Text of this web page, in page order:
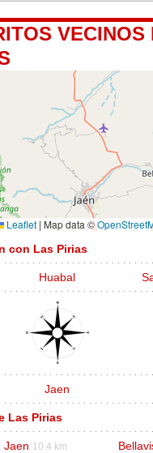
VECINOS
Leaflet | Map data ©
con Las Pirias
Huabal
Jaen
Las Pirias
Jaen 10.4 km